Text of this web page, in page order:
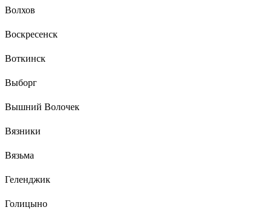
Волхов
Воскресенск
Воткинск
Выборг
Вышний Волочек
Вязники
Вязьма
Геленджик
Голицыно